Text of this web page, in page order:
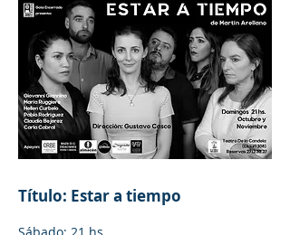
Título: Estar a tiempo